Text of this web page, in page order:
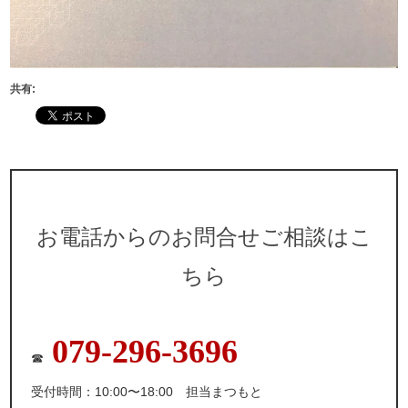
共有:
お電話からのお問合せご相談はこ
ちら
☎ 079-296-3696
受付時間：10:00〜18:00 担当まつもと